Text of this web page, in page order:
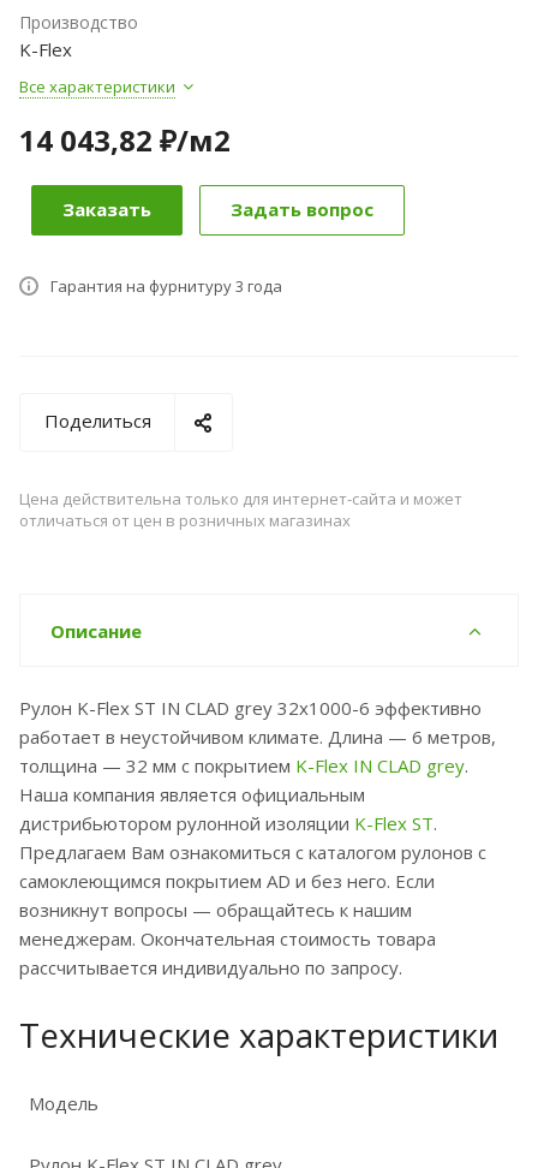
Производство
K-Flex
Все характеристики
14 043,82 ₽/м2
Заказать Задать вопрос
Гарантия на фурнитуру 3 года
Поделиться
Цена действительна только для интернет-сайта и может
отличаться от цен в розничных магазинах
Описание
Рулон K-Flex ST IN CLAD grey 32x1000-6 эффективно
работает в неустойчивом климате. Длина — 6 метров,
толщина — 32 мм с покрытием K-Flex IN CLAD grey.
Наша компания является официальным
дистрибьютором рулонной изоляции K-Flex ST.
Предлагаем Вам ознакомиться с каталогом рулонов с
самоклеющимся покрытием AD и без него. Если
возникнут вопросы — обращайтесь к нашим
менеджерам. Окончательная стоимость товара
рассчитывается индивидуально по запросу.
Технические характеристики
Модель